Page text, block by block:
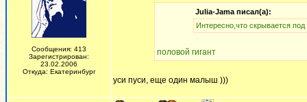
Сообщения: 413
Зарегистрирован:
23.02.2006
Откуда: Екатеринбург
Julia-Jama писал(а):
Интересно,что скрывается под
половой гигант
уси пуси, еще один малыш )))